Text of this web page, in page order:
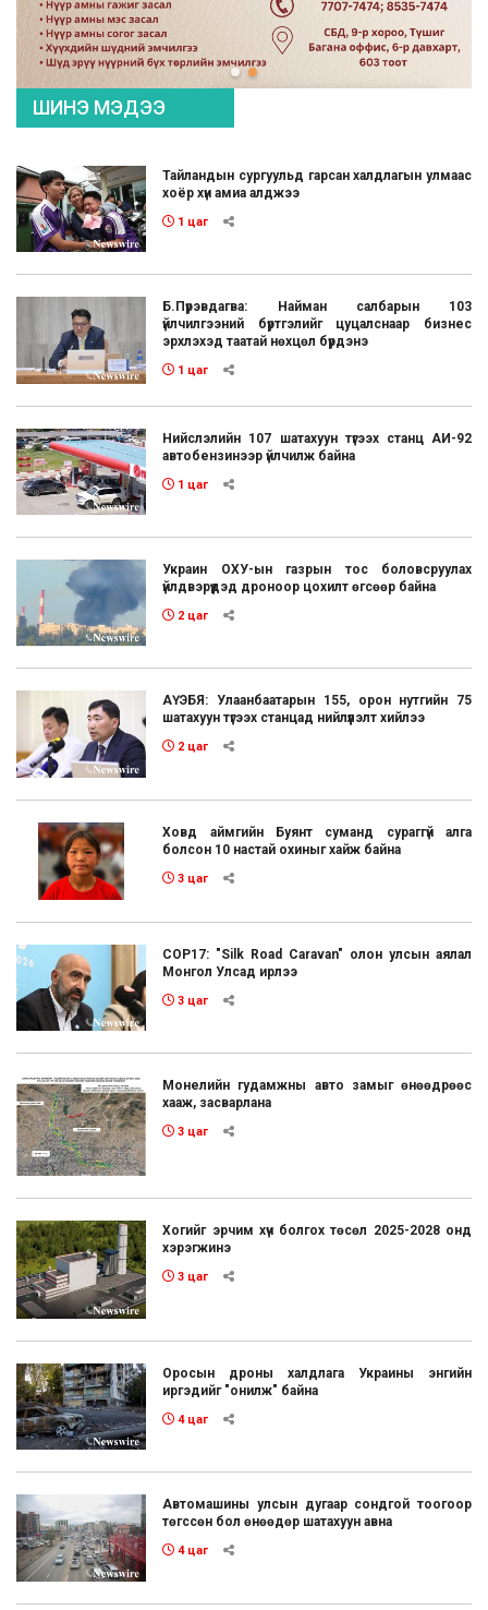
ШИНЭ МЭДЭЭ
Тайландын сургуульд гарсан халдлагын улмаас
хоёр хүн амиа алджээ
1 цаг
Б.Пүрэвдагва: Найман салбарын 103
үйлчилгээний бүртгэлийг цуцалснаар бизнес
эрхлэхэд таатай нөхцөл бүрдэнэ
1 цаг
Нийслэлийн 107 шатахуун түгээх станц АИ-92
автобензинээр үйлчилж байна
1 цаг
Украин ОХУ-ын газрын тос боловсруулах
үйлдвэрүүдэд дроноор цохилт өгсөөр байна
2 цаг
АҮЭБЯ: Улаанбаатарын 155, орон нутгийн 75
шатахуун түгээх станцад нийлүүлэлт хийлээ
2 цаг
Ховд аймгийн Буянт суманд сураггүй алга
болсон 10 настай охиныг хайж байна
3 цаг
COP17: "Silk Road Caravan" олон улсын аялал
Монгол Улсад ирлээ
3 цаг
Монелийн гудамжны авто замыг өнөөдрөөс
хааж, засварлана
3 цаг
Хогийг эрчим хүч болгох төсөл 2025-2028 онд
хэрэгжинэ
3 цаг
Оросын дроны халдлага Украины энгийн
иргэдийг "онилж" байна
4 цаг
Автомашины улсын дугаар сондгой тоогоор
төгссөн бол өнөөдөр шатахуун авна
4 цаг